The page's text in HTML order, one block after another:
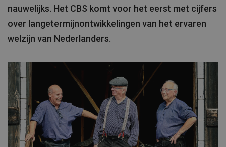
nauwelijks. Het CBS komt voor het eerst met cijfers
over langetermijnontwikkelingen van het ervaren
welzijn van Nederlanders.